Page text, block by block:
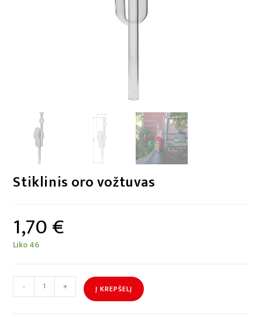
Stiklinis oro vožtuvas
1,70€
Liko 46
- + Į KREPŠELĮ